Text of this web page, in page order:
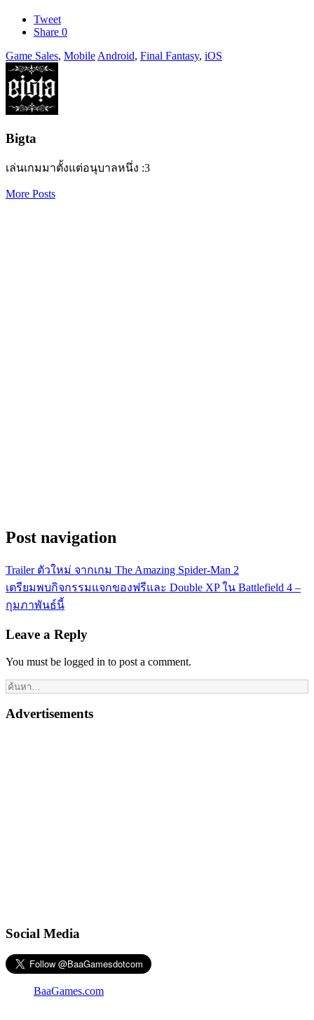
Tweet
Share 0
Game Sales, Mobile Android, Final Fantasy, iOS
Bigta
เล่นเกมมาตั้งแต่อนุบาลหนึ่ง :3
More Posts
Post navigation
Trailer ตัวใหม่ จากเกม The Amazing Spider-Man 2
เตรียมพบกิจกรรมแจกของฟรีและ Double XP ใน Battlefield 4 –
กุมภาพันธ์นี้
Leave a Reply
You must be logged in to post a comment.
Advertisements
Social Media
BaaGames.com